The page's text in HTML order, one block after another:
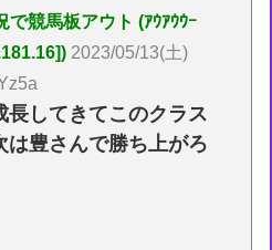
で競馬板アウト (ｱｳｱｳｳｰ
2023/05/13(土)
長してきてこのクラス
は豊さんで勝ち上がろ